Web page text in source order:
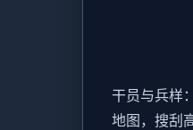
干员与兵样
地图，搜刮